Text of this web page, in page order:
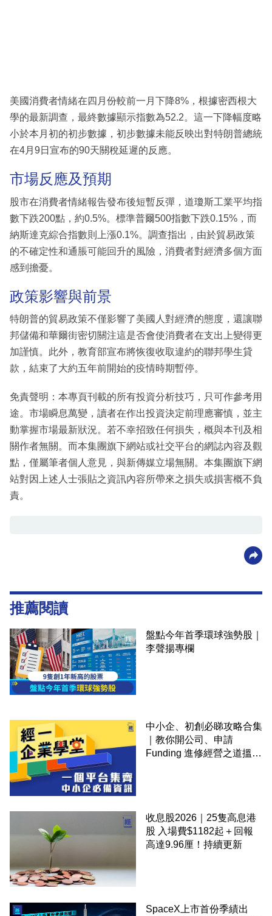
區
美國消費者情緒在四月份較前一月下降8%，根據密西根大
學的最新調查，最終數據顯示指數為52.2。這一下降幅度略
小於本月初的初步數據，初步數據未能反映出對特朗普總統
在4月9日宣布的90天關稅延遲的反應。
市場反應及預期
股市在消費者情緒報告發布後短暫反彈，道瓊斯工業平均指
數下跌200點，約0.5%。標準普爾500指數下跌0.15%，而
納斯達克綜合指數則上漲0.1%。調查指出，由於貿易政策
的不確定性和通脹可能回升的風險，消費者對經濟多個方面
感到擔憂。
政策影響與前景
特朗普的貿易政策不僅影響了美國人對經濟的態度，還讓聯
邦儲備和華爾街密切關注這是否會使消費者在支出上變得更
加謹慎。此外，教育部宣布將恢復收取違約的聯邦學生貸
款，結束了大約五年前開始的疫情時期暫停。
免責聲明：本專頁刊載的所有投資分析技巧，只可作參考用
途。市場瞬息萬變，讀者在作出投資決定前理應審慎，並主
動掌握市場最新狀況。若不幸招致任何損失，概與本刊及相
關作者無關。而本集團旗下網站或社交平台的網誌內容及觀
點，僅屬筆者個人意見，與新傳媒立場無關。本集團旗下網
站對因上述人士張貼之資訊內容所帶來之損失或損害概不負
責。
推薦閱讀
盤點今年首季環球強勢股｜
李聲揚專欄
中小企、初創必睇攻略合集
｜教你開公司、申請
Funding 進修經營之道搵大
收息股2026｜25隻高息港
股 入場費$1182起＋回報
高達9.96厘！持續更新
SpaceX上市首份季績出